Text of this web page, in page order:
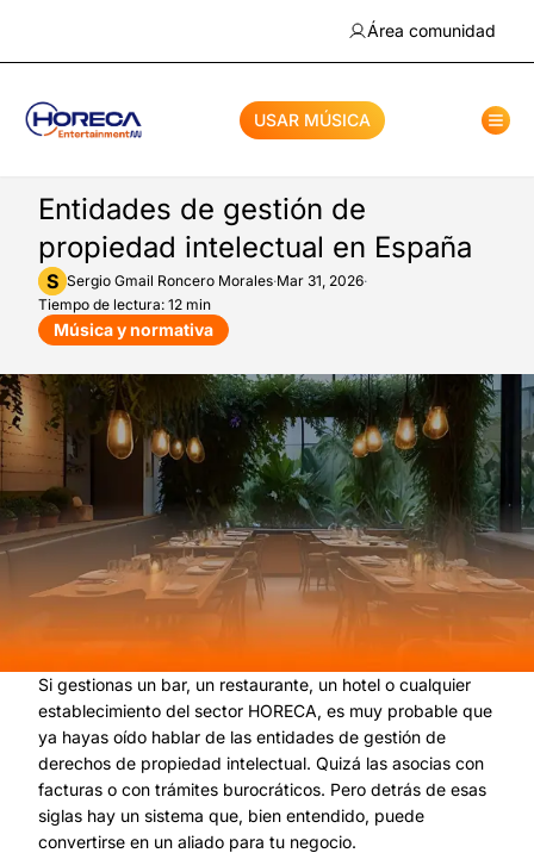
Área comunidad
USAR MÚSICA
Entidades de gestión de
propiedad intelectual en España
S Sergio Gmail Roncero Morales·Mar 31, 2026·
Tiempo de lectura: 12 min
Música y normativa
Si gestionas un bar, un restaurante, un hotel o cualquier
establecimiento del sector HORECA, es muy probable que
ya hayas oído hablar de las entidades de gestión de
derechos de propiedad intelectual. Quizá las asocias con
facturas o con trámites burocráticos. Pero detrás de esas
siglas hay un sistema que, bien entendido, puede
convertirse en un aliado para tu negocio.